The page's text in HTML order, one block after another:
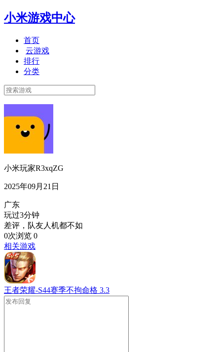
小米游戏中心
首页
云游戏
排行
分类
小米玩家R3xqZG
2025年09月21日
广东
玩过3分钟
差评，队友人机都不如
0次浏览 0
相关游戏
王者荣耀-S44赛季不拘命格 3.3